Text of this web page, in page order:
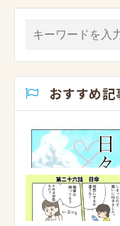
おすすめ記